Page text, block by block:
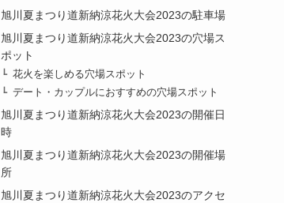
旭川夏まつり道新納涼花火大会2023の駐車場
旭川夏まつり道新納涼花火大会2023の穴場ス
ポット
花火を楽しめる穴場スポット
デート・カップルにおすすめの穴場スポット
旭川夏まつり道新納涼花火大会2023の開催日
時
旭川夏まつり道新納涼花火大会2023の開催場
所
旭川夏まつり道新納涼花火大会2023のアクセ